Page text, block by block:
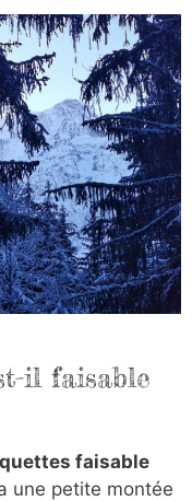
il faisable
faisable
une petite montée